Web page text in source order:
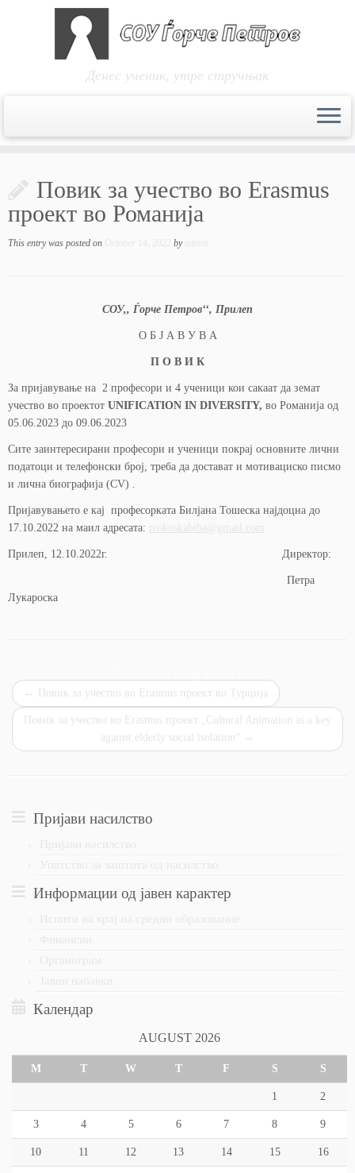
content
Денес ученик, утре стручњак
Повик за учество во Erasmus
проект во Романија
This entry was posted on by
СОУ,, Ѓорче Петров‘‘, Прилеп
О Б Ј А В У В А
П О В И К
За пријавување на 2 професори и 4 ученици кои сакаат да земат
учество во проектот UNIFICATION IN DIVERSITY, во Романија од
05.06.2023 до 09.06.2023
Сите заинтересирани професори и ученици покрај основните лични
податоци и телефонски број, треба да достават и мотивациско писмо
и лична биографија (CV) .
Пријавувањето е кај професорката Билјана Тошеска најдоцна до
17.10.2022 на маил адресата:
Прилеп, 12.10.2022г. Директор:
Петра
Лукароска
← Повик за учество во Erasmus проект во Турција
Повик за учество во Erasmus проект „Cultural Animation as a key
against elderly social isolation“ →
Пријави насилство
Упатство за заштита од насилство
Информации од јавен карактер
Испити на крај на средно образование
Финансии
Јавни набавки
Календар
AUGUST 2026
M T W T F S S
1 2
3 4 5 6 7 8 9
10 11 12 13 14 15 16